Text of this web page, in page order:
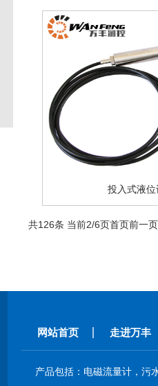
投入式液位
共126条 当前2/6页首页前一页
网站首页 走进万丰
产品包括：电磁流量计，污